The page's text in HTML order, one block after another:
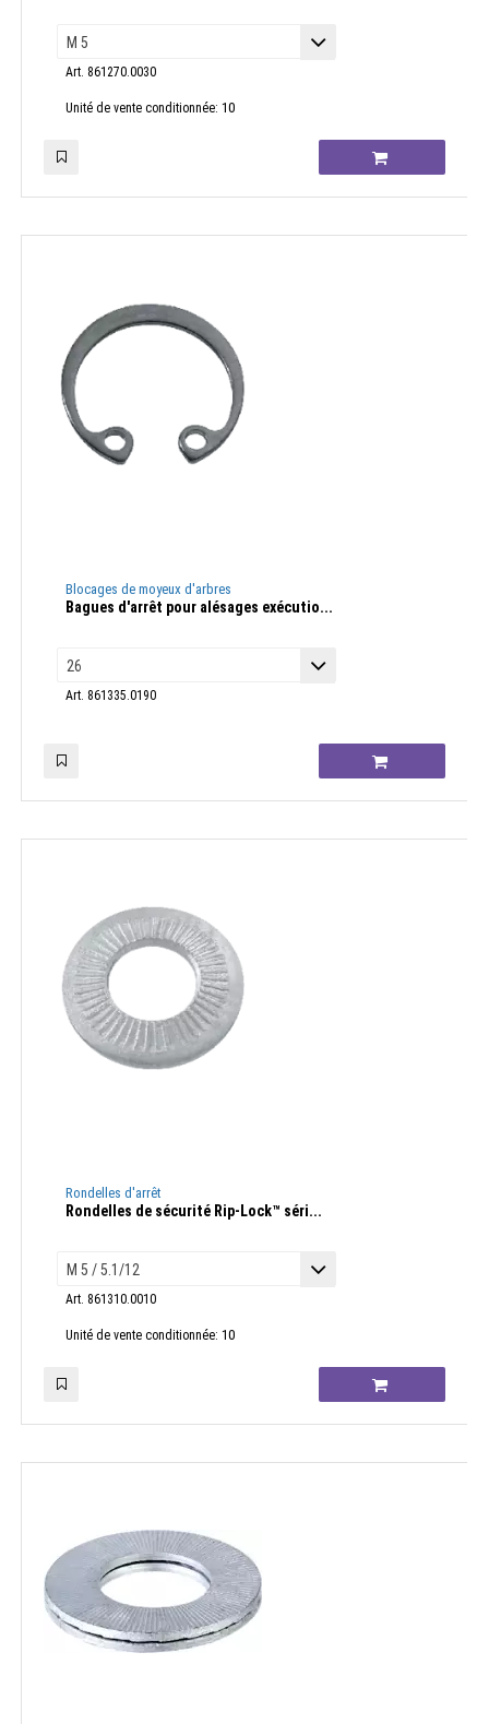
Art. 861270.0030
Unité de vente conditionnée: 10
Blocages de moyeux d'arbres
Bagues d'arrêt pour alésages exécutio...
Art. 861335.0190
Rondelles d'arrêt
Rondelles de sécurité Rip-Lock™ séri...
Art. 861310.0010
Unité de vente conditionnée: 10